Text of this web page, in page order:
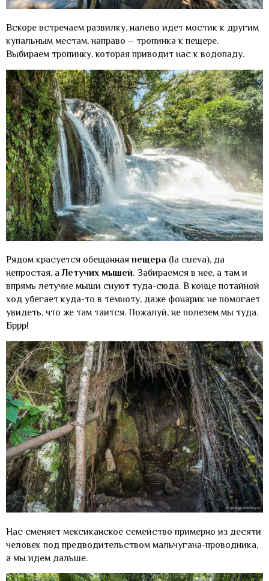
Вскоре встречаем развилку, налево идет мостик к другим
купальным местам, направо – тропинка к пещере.
Выбираем тропинку, которая приводит нас к водопаду.
Рядом красуется обещаннаяпещера (la cueva), да
непростая, аЛетучих мышей. Забираемся в нее, а там и
впрямь летучие мыши снуют туда-сюда. В конце потайной
ход убегает куда-то в темноту, даже фонарик не помогает
увидеть, что же там таится. Пожалуй, не полезем мы туда.
Бррр!
Нас сменяет мексиканское семейство примерно из десяти
человек под предводительством мальчугана-проводника,
а мы идем дальше.